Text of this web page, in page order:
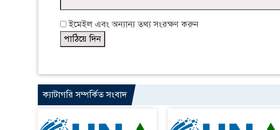
ইমেইল এবং অন্যান্য তথ্য সংরক্ষণ করুন
ক্যাটাগরি সম্পর্কিত সংবাদ